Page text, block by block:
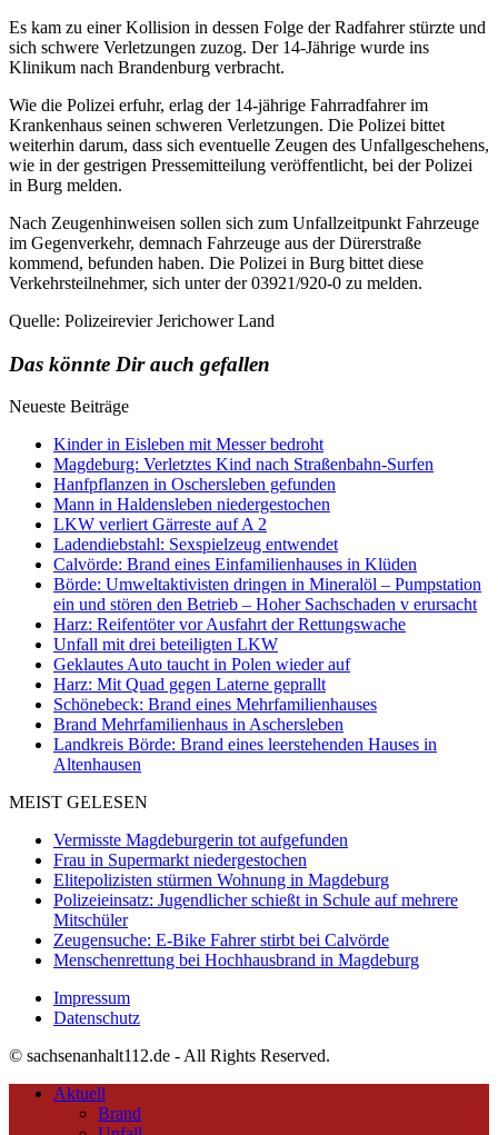
Es kam zu einer Kollision in dessen Folge der Radfahrer stürzte und
sich schwere Verletzungen zuzog. Der 14-Jährige wurde ins
Klinikum nach Brandenburg verbracht.
Wie die Polizei erfuhr, erlag der 14-jährige Fahrradfahrer im
Krankenhaus seinen schweren Verletzungen. Die Polizei bittet
weiterhin darum, dass sich eventuelle Zeugen des Unfallgeschehens,
wie in der gestrigen Pressemitteilung veröffentlicht, bei der Polizei
in Burg melden.
Nach Zeugenhinweisen sollen sich zum Unfallzeitpunkt Fahrzeuge
im Gegenverkehr, demnach Fahrzeuge aus der Dürerstraße
kommend, befunden haben. Die Polizei in Burg bittet diese
Verkehrsteilnehmer, sich unter der 03921/920-0 zu melden.
Quelle: Polizeirevier Jerichower Land
Das könnte Dir auch gefallen
Neueste Beiträge
Kinder in Eisleben mit Messer bedroht
Magdeburg: Verletztes Kind nach Straßenbahn-Surfen
Hanfpflanzen in Oschersleben gefunden
Mann in Haldensleben niedergestochen
LKW verliert Gärreste auf A 2
Ladendiebstahl: Sexspielzeug entwendet
Calvörde: Brand eines Einfamilienhauses in Klüden
Börde: Umweltaktivisten dringen in Mineralöl – Pumpstation
ein und stören den Betrieb – Hoher Sachschaden v erursacht
Harz: Reifentöter vor Ausfahrt der Rettungswache
Unfall mit drei beteiligten LKW
Geklautes Auto taucht in Polen wieder auf
Harz: Mit Quad gegen Laterne geprallt
Schönebeck: Brand eines Mehrfamilienhauses
Brand Mehrfamilienhaus in Aschersleben
Landkreis Börde: Brand eines leerstehenden Hauses in
Altenhausen
MEIST GELESEN
Vermisste Magdeburgerin tot aufgefunden
Frau in Supermarkt niedergestochen
Elitepolizisten stürmen Wohnung in Magdeburg
Polizeieinsatz: Jugendlicher schießt in Schule auf mehrere
Mitschüler
Zeugensuche: E-Bike Fahrer stirbt bei Calvörde
Menschenrettung bei Hochhausbrand in Magdeburg
Impressum
Datenschutz
© sachsenanhalt112.de - All Rights Reserved.
Aktuell
Brand